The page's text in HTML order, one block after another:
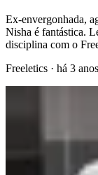
Ex-envergonhada,
Nisha é fantástica.
disciplina com o
Freeletics · há 3 anos